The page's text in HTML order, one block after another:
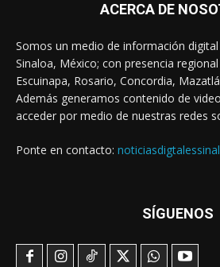
ACERCA DE
Somos un medio de información
Sinaloa, México; con presencia
Escuinapa, Rosario, Concordia,
Además generamos contenido de
acceder por medio de nuestras redes
Ponte en contacto:
SÍGUENOS